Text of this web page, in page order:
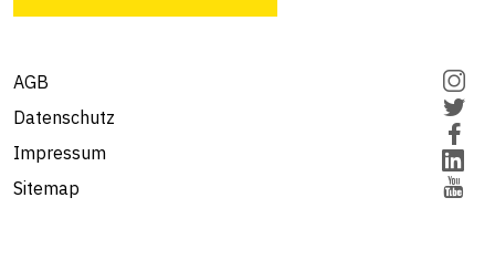
AGB
Datenschutz
Impressum
Sitemap